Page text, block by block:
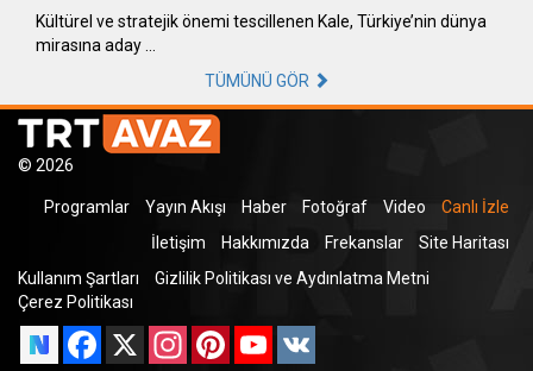
Kültürel ve stratejik önemi tescillenen Kale, Türkiye’nin dünya
mirasına aday …
TÜMÜNÜ GÖR
© 2026
Programlar Yayın Akışı Haber Fotoğraf Video
Canlı İzle
İletişim
Hakkımızda Frekanslar
Site Haritası
Kullanım Şartları
Gizlilik Politikası ve Aydınlatma Metni
Çerez Politikası
Facebook
X InstagramPinterestYouTube